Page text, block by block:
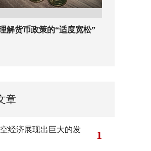
解货币政策的“适度宽松”
章
经济展现出巨大的发
1